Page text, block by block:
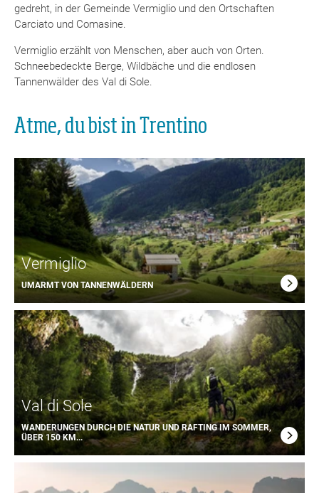
gedreht, in der Gemeinde Vermiglio und den Ortschaften
Carciato und Comasine.
Vermiglio erzählt von Menschen, aber auch von Orten.
Schneebedeckte Berge, Wildbäche und die endlosen
Tannenwälder des Val di Sole.
Atme, du bist in Trentino
Vermiglio
UMARMT VON TANNENWÄLDERN
Val di Sole
WANDERUNGEN DURCH DIE NATUR UND RAFTING IM SOMMER,
ÜBER 150 KM...